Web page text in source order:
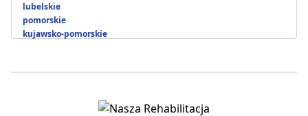
lubelskie
pomorskie
kujawsko-pomorskie